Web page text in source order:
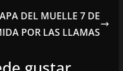
DEL MUELLE 7 DE
POR LAS LLAMAS